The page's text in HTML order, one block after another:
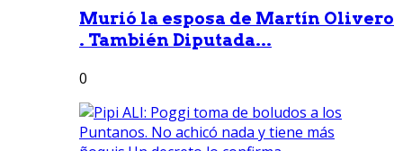
Murió la esposa de Martín Olivero
. También Diputada...
0